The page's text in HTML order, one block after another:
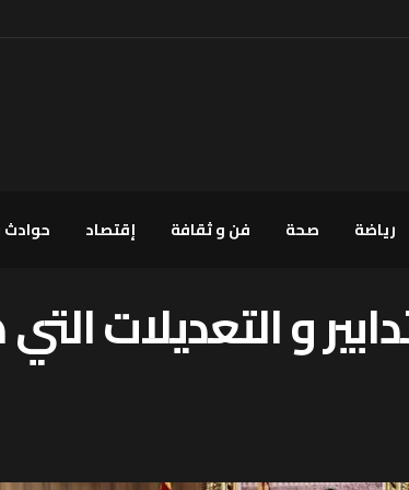
رياضة صحة فن و ثقافة إقتصاد حوادث
و التعديلات